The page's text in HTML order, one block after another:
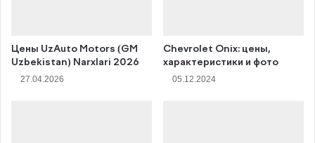
Цены UzAuto Motors (GM
Uzbekistan) Narxlari 2026
27.04.2026
Chevrolet Onix: цены,
характеристики и фото
05.12.2024